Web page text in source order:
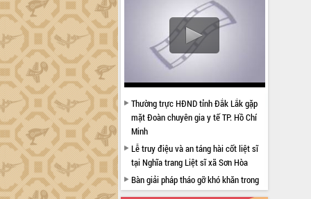
Thường trực HĐND tỉnh Đắk Lắk gặp
mặt Đoàn chuyên gia y tế TP. Hồ Chí
Minh
Lễ truy điệu và an táng hài cốt liệt sĩ
tại Nghĩa trang Liệt sĩ xã Sơn Hòa
Bàn giải pháp tháo gỡ khó khăn trong
xuất khẩu sầu riêng và triển khai quy